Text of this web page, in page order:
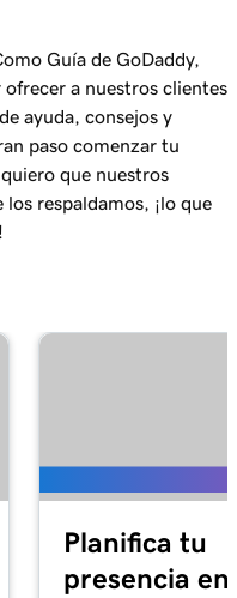
en GoDaddy
en línea?
1m 33s
Guía de GoDaddy,
ofrecer a nuestros clientes
ayuda, consejos y
paso comenzar tu
que nuestros
los respaldamos, ¡lo que
Planifica tu
presencia en